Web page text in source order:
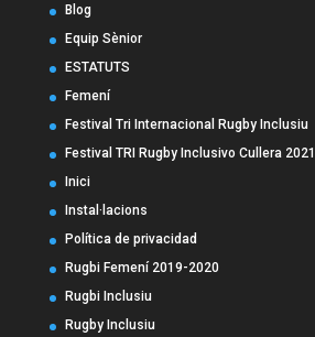
Blog
Equip Sènior
ESTATUTS
Femení
Festival Tri Internacional Rugby Inclusiu
Festival TRI Rugby Inclusivo Cullera 2021
Inici
Instal·lacions
Política de privacidad
Rugbi Femení 2019-2020
Rugbi Inclusiu
Rugby Inclusiu